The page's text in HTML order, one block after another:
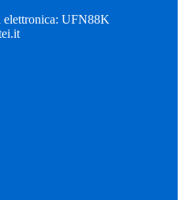
elettronica: UFN88K